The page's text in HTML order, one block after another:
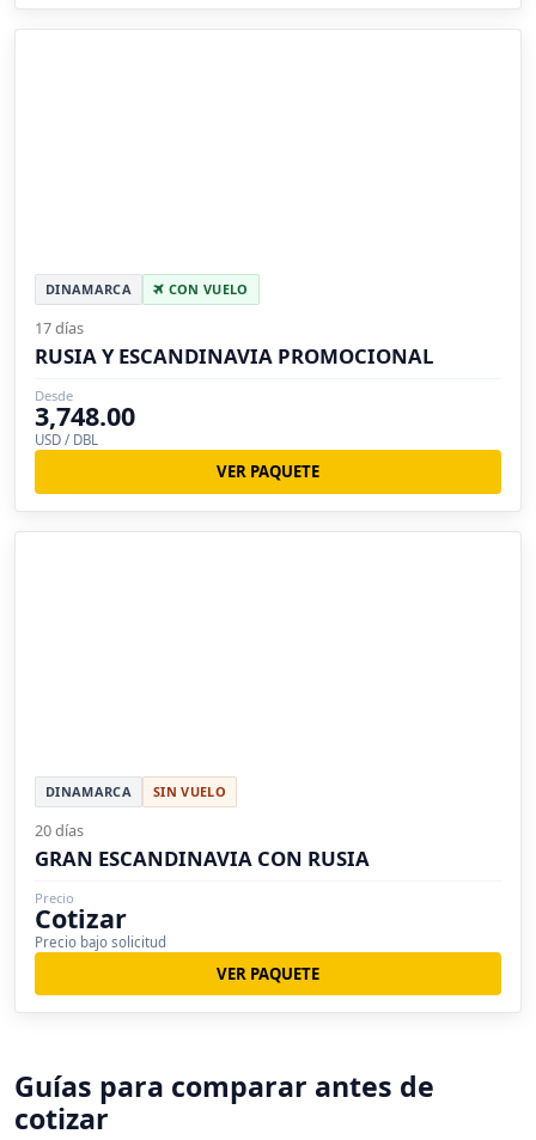
DINAMARCA CON VUELO
17 días
RUSIA Y ESCANDINAVIA PROMOCIONAL
Desde
3,748.00
USD / DBL
VER PAQUETE
DINAMARCA SIN VUELO
20 días
GRAN ESCANDINAVIA CON RUSIA
Precio
Cotizar
Precio bajo solicitud
VER PAQUETE
Guías para comparar antes de
cotizar